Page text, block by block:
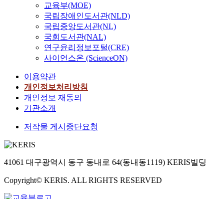
교육부(MOE)
국립장애인도서관(NLD)
국립중앙도서관(NL)
국회도서관(NAL)
연구윤리정보포털(CRE)
사이언스온 (ScienceON)
이용약관
개인정보처리방침
개인정보 재동의
기관소개
저작물 게시중단요청
41061 대구광역시 동구 동내로 64(동내동1119) KERIS빌딩
Copyright© KERIS. ALL RIGHTS RESERVED